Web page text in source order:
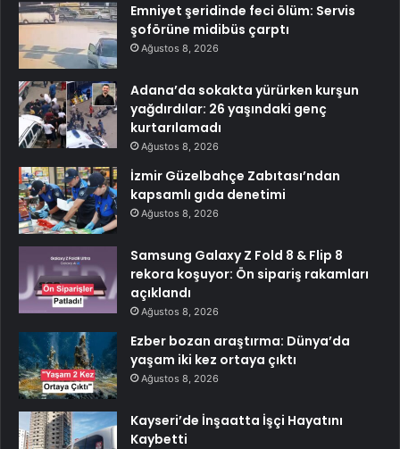
Emniyet şeridinde feci ölüm: Servis
şoförüne midibüs çarptı
Ağustos 8, 2026
Adana’da sokakta yürürken kurşun
yağdırdılar: 26 yaşındaki genç
kurtarılamadı
Ağustos 8, 2026
İzmir Güzelbahçe Zabıtası’ndan
kapsamlı gıda denetimi
Ağustos 8, 2026
Samsung Galaxy Z Fold 8 & Flip 8
rekora koşuyor: Ön sipariş rakamları
açıklandı
Ağustos 8, 2026
Ezber bozan araştırma: Dünya’da
yaşam iki kez ortaya çıktı
Ağustos 8, 2026
Kayseri’de İnşaatta İşçi Hayatını
Kaybetti